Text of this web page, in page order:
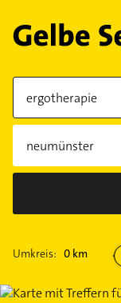
Umkreis: 0 km